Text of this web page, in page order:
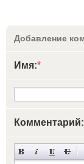
Добавление
Имя:*
Комментарий: